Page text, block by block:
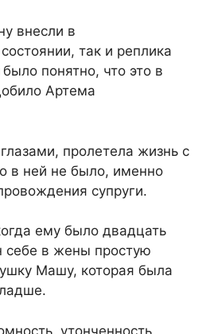
внесли в
так и реплика
понятно, что это в
Артема
пролетела жизнь с
в ней не было, именно
супруги.
ему было двадцать
себе в жены простую
Машу, которая была
утонченность,